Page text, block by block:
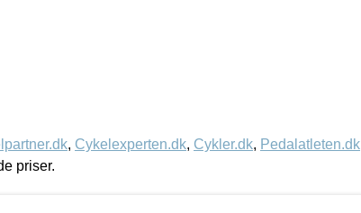
, Cykelexperten.dk, Cykler.dk, Pedalatleten.dk
priser.